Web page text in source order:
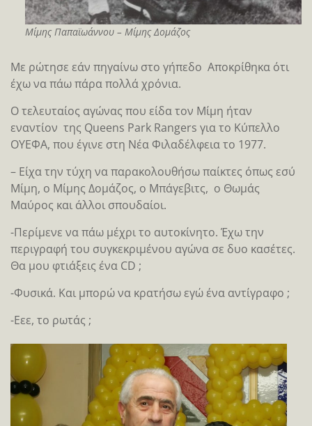
Μίμης Παπαϊωάννου – Μίμης Δομάζος
Με ρώτησε εάν πηγαίνω στο γήπεδο Αποκρίθηκα ότι
έχω να πάω πάρα πολλά χρόνια.
Ο τελευταίος αγώνας που είδα τον Μίμη ήταν
εναντίον της Queens Park Rangers για το Κύπελλο
ΟΥΕΦΑ, που έγινε στη Νέα Φιλαδέλφεια το 1977.
– Είχα την τύχη να παρακολουθήσω παίκτες όπως εσύ
Μίμη, ο Μίμης Δομάζος, ο Μπάγεβιτς, ο Θωμάς
Μαύρος και άλλοι σπουδαίοι.
-Περίμενε να πάω μέχρι το αυτοκίνητο. Έχω την
περιγραφή του συγκεκριμένου αγώνα σε δυο κασέτες.
Θα μου φτιάξεις ένα CD ;
-Φυσικά. Και μπορώ να κρατήσω εγώ ένα αντίγραφο ;
-Εεε, το ρωτάς ;